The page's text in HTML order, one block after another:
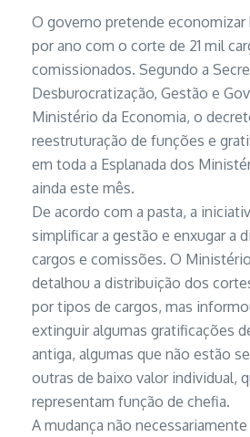
O governo pretende
por ano com o corte de 21 mil
comissionados. Segundo a
Desburocratização, Gestão e
Ministério da Economia, o
reestruturação de funções e
em toda a Esplanada dos
ainda este mês.
De acordo com a pasta, a
simplificar a gestão e enxugar a
cargos e comissões. O
detalhou a distribuição dos
por tipos de cargos, mas
extinguir algumas gratificações
antiga, algumas que não estão
outras de baixo valor individual,
representam função de chefia.
A mudança não necessariamente